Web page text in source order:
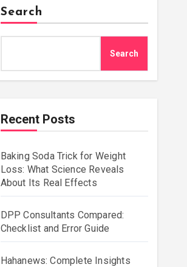
Search
Search
Recent Posts
Baking Soda Trick for Weight
Loss: What Science Reveals
About Its Real Effects
DPP Consultants Compared:
Checklist and Error Guide
Hahanews: Complete Insights